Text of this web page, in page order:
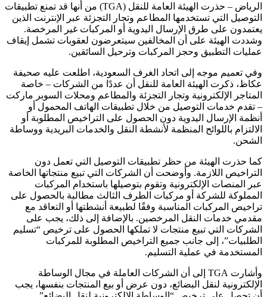
الرياض – حذرت الهيئة العامة للنقل (TGA) من أنها قد تمنع تطبيقات
التوصيل التي تستخدمها المطاعم وتجار التجزئة عبر الإنترنت الذين
يعتمدون على طرق الإرسال اليدوية أو المركبات غير المرخصة.
وشددت الهيئة على أن المخالفين سيتعرضون لعقوبات تشمل إيقاف
عمليات التطبيق وحجز المركبات وترحيل السائقين.
وفي تعميم موجه إلى اتحاد الغرف السعودية، اطلعت عليه صحيفة
عكاظ، ذكرت الهيئة العامة للنقل أن عددًا من الشركات – خاصة
المتاجر الإلكترونية وتجار التجزئة والمطاعم ومحلات السوبر ماركت
– تقدم خدمات التوصيل من خلال تطبيقات الهاتف المحمول أو
أنظمة الإرسال اليدوية دون الحصول على التراخيص المطلوبة أو
الالتزام باللوائح المنظمة لأنشطة النقل والخدمات البريدية ووساطة
الشحن.
كما حذرت الهيئة من حظر تطبيقات التوصيل التي تعمل دون
التراخيص اللازمة. وأوضحت أن الشركات التي تبيع منتجاتها الخاصة
عبر المنصات الإلكترونية وتقوم بتوصيلها باستخدام المركبات
المملوكة للشركة أو مركبات الطرف الثالث مطالبة بالحصول على
تراخيص المركبات المناسبة وفقًا لطبيعة أنشطتها أو التعاقد مع
مقدمي خدمات النقل المرخصين. بالإضافة إلى ذلك، يجب على
الشركات التي تبيع منتجات لا تملكها الحصول على ترخيص “تسليم
الطلبيات”، إلى جانب جميع التراخيص المطلوبة للمركبات
المستخدمة في عملية التسليم.
وأشارت TGA إلى أن الشركات العاملة في مجال الوساطة
الإلكترونية لنقل البضائع، دون عرض أو بيع المنتجات بنفسها، يجب